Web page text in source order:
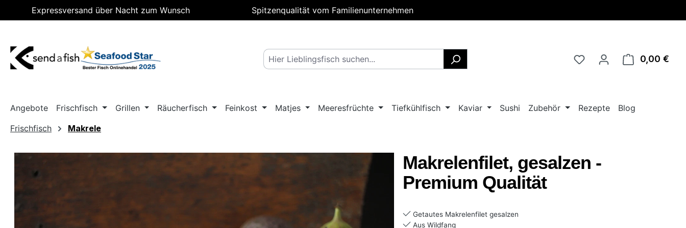
Hauptinhalt springen
Zur Suche springen
Zur Hauptnavigation springen
Expressversand über Nacht zum Wunsch
Spitzenqualität vom Familienunternehmen
0,00 €
Angebote Frischfisch Grillen Räucherfisch Feinkost Matjes Meeresfrüchte Tiefkühlfisch Kaviar Sushi Zubehör Rezepte
Blog
Frischfisch
Makrele
Makrelenfilet, gesalzen -
Premium Qualität
Getautes Makrelenfilet gesalzen
Aus Wildfang